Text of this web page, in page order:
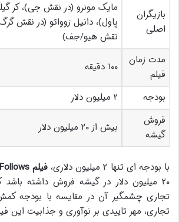
بازیگران
اصلی
مایک مونرو (در نقش جی)، کر
پاول)، دانیل زوواتو (در نقش
نقش هیو/جف)
مدت زمان
فیلم
۱۰۰ دقیقه
بودجه
۲ میلیون دلار
فروش
گیشه
بیش از ۲۰ میلیون دلار
با بودجه ای تنها ۲ میلیون دلاری، فیلم It Follows
۲۰ میلیون دلار در گیشه فروش داشته
تجاری چشمگیر آن در مقایسه با بودجه
تجاری، مهر تاییدی بر نوآوری و جذابیت این